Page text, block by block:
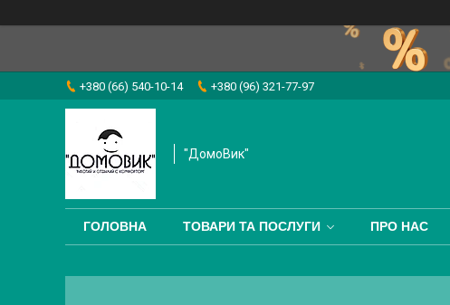
+380 (66) 540-10-14 +380 (96) 321-77-97
"ДомоВик"
ГОЛОВНА ТОВАРИ ТА ПОСЛУГИ ПРО НАС